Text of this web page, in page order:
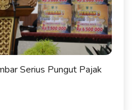
Serius Pungut Pajak